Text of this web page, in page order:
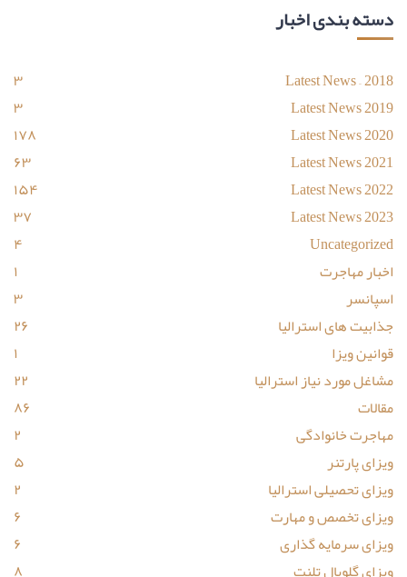
دسته بندی اخبار
Latest News – 2018
۳
Latest News 2019
۳
Latest News 2020
۱۷۸
Latest News 2021
۶۳
Latest News 2022
۱۵۴
Latest News 2023
۳۷
Uncategorized
۴
اخبار مهاجرت
۱
اسپانسر
۳
جذابیت های استرالیا
۲۶
قوانین ویزا
۱
مشاغل مورد نیاز استرالیا
۲۲
مقالات
۸۶
مهاجرت خانوادگی
۲
ویزای پارتنر
۵
ویزای تحصیلی استرالیا
۲
ویزای تخصص و مهارت
۶
ویزای سرمایه گذاری
۶